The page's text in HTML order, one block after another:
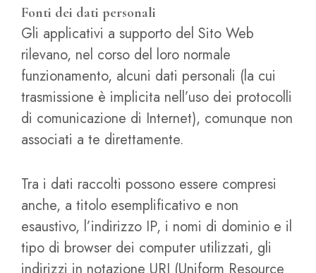
Fonti dei dati personali
Gli applicativi a supporto del Sito Web
rilevano, nel corso del loro normale
funzionamento, alcuni dati personali (la cui
trasmissione è implicita nell’uso dei protocolli
di comunicazione di Internet), comunque non
associati a te direttamente.
Tra i dati raccolti possono essere compresi
anche, a titolo esemplificativo e non
esaustivo, l’indirizzo IP, i nomi di dominio e il
tipo di browser dei computer utilizzati, gli